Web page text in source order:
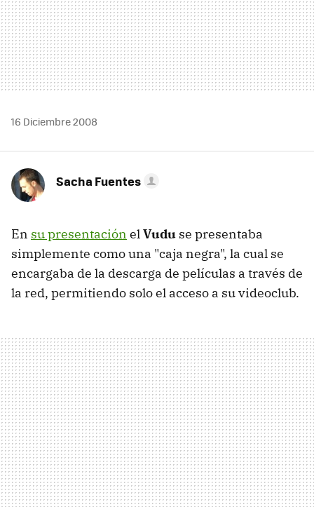
16 Diciembre 2008
Sacha Fuentes
En su presentación elVudu se presentaba
simplemente como una "caja negra", la cual se
encargaba de la descarga de películas a través de
la red, permitiendo solo el acceso a su videoclub.